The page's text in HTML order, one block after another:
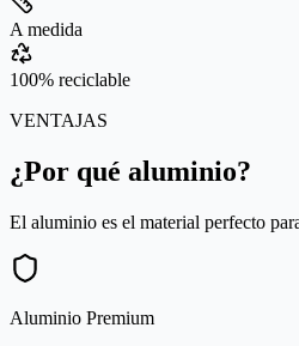
A medida
100% reciclable
VENTAJAS
¿Por qué aluminio?
El aluminio es el material perfecto
Aluminio Premium